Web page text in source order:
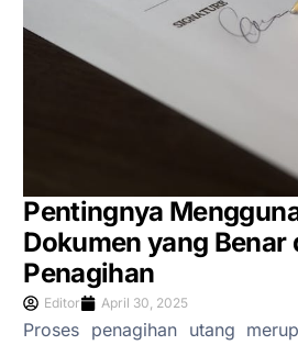
Pentingnya
Dokumen yang Benar
Penagihan
Editor April 30, 2025
Proses penagihan utang